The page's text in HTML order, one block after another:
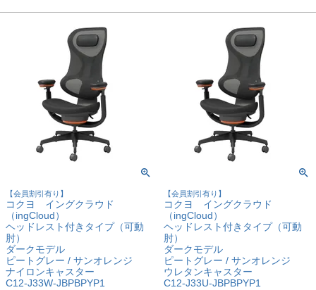
【会員割引有り】
コクヨ イングクラウド
（ingCloud）
ヘッドレスト付きタイプ（可動
肘）
ダークモデル
ピートグレー / サンオレンジ
ナイロンキャスター
C12-J33W-JBPBPYP1
【会員割引有り】
コクヨ イングクラウド
（ingCloud）
ヘッドレスト付きタイプ（可動
肘）
ダークモデル
ピートグレー / サンオレンジ
ウレタンキャスター
C12-J33U-JBPBPYP1